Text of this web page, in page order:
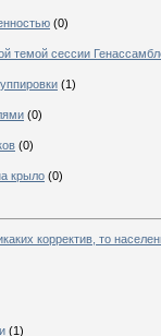
(0)
темой сессии
(1)
(0)
(0)
крыло (0)
корректив, то
(1)